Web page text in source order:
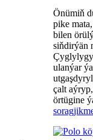
Önümiň
pike
bilen
siňdirýän
ulanýar
çalt
örtügine
sorag